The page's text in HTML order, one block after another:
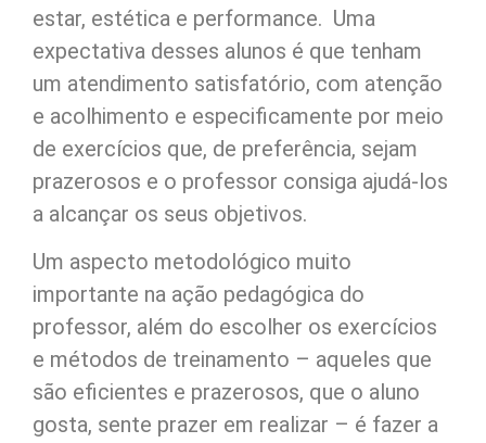
estar, estética e performance. Uma
expectativa desses alunos é que tenham
um atendimento satisfatório, com atenção
e acolhimento e especificamente por meio
de exercícios que, de preferência, sejam
prazerosos e o professor consiga ajudá-los
a alcançar os seus objetivos.
Um aspecto metodológico muito
importante na ação pedagógica do
professor, além do escolher os exercícios
e métodos de treinamento – aqueles que
são eficientes e prazerosos, que o aluno
gosta, sente prazer em realizar – é fazer a